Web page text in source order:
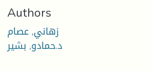
Authors
زهاني, عصام
د.حمادو, بشير